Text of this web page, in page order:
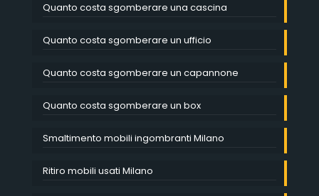
Quanto costa sgomberare una cascina
Quanto costa sgomberare un ufficio
Quanto costa sgomberare un capannone
Quanto costa sgomberare un box
Smaltimento mobili ingombranti Milano
Ritiro mobili usati Milano